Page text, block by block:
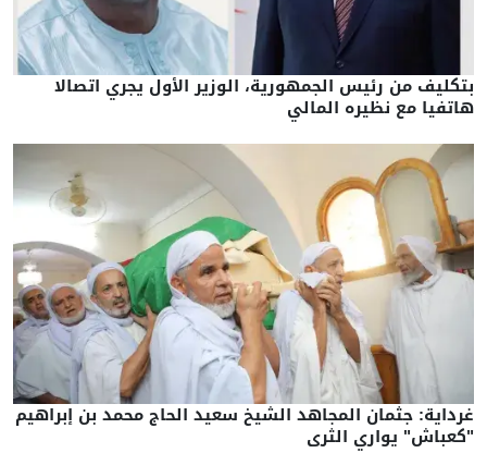
بتكليف من رئيس الجمهورية، الوزير الأول يجري اتصالا
هاتفيا مع نظيره المالي
غرداية: جثمان المجاهد الشيخ سعيد الحاج محمد بن إبراهيم
"كعباش" يواري الثرى